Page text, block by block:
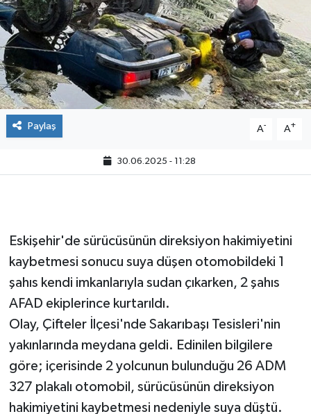
Paylaş A- A+
30.06.2025 - 11:28
Eskişehir'de sürücüsünün direksiyon hakimiyetini
kaybetmesi sonucu suya düşen otomobildeki 1
şahıs kendi imkanlarıyla sudan çıkarken, 2 şahıs
AFAD ekiplerince kurtarıldı.
Olay, Çifteler İlçesi'nde Sakarıbaşı Tesisleri'nin
yakınlarında meydana geldi. Edinilen bilgilere
göre; içerisinde 2 yolcunun bulunduğu 26 ADM
327 plakalı otomobil, sürücüsünün direksiyon
hakimiyetini kaybetmesi nedeniyle suya düştü.